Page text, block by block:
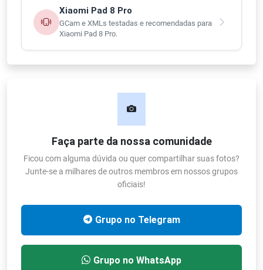
Xiaomi Pad 8 Pro
GCam e XMLs testadas e recomendadas para
Xiaomi Pad 8 Pro.
Faça parte da nossa comunidade
Ficou com alguma dúvida ou quer compartilhar suas fotos?
Junte-se a milhares de outros membros em nossos grupos
oficiais!
Grupo no Telegram
Grupo no WhatsApp